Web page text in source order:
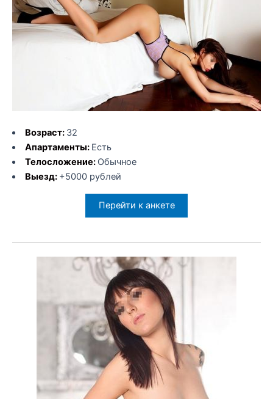
Возраст: 32
Апартаменты: Есть
Телосложение: Обычное
Выезд: +5000 рублей
Перейти к анкете